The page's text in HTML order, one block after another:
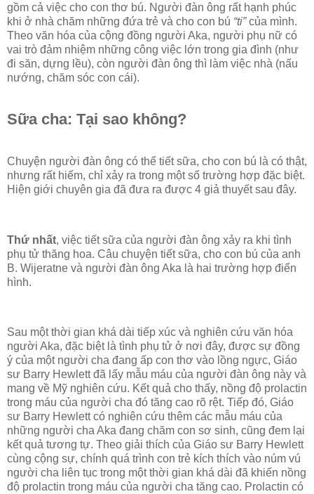
gồm cả việc cho con thơ bú. Người đàn ông rất hạnh phúc
khi ở nhà chăm những đứa trẻ và cho con bú “ti”của mình.
Theo văn hóa của cộng đồng người Aka, người phụ nữ có
vai trò đảm nhiệm những công việc lớn trong gia đình (như
đi săn, dựng lều), còn người đàn ông thì làm việc nhà (nấu
nướng, chăm sóc con cái).
Sữa cha: Tại sao không?
Chuyện người đàn ông có thể tiết sữa, cho con bú là có thật,
nhưng rất hiếm, chỉ xảy ra trong một số trường hợp đặc biệt.
Hiện giới chuyên gia đã đưa ra được 4 giả thuyết sau đây.
Thứ nhất, việc tiết sữa của người đàn ông xảy ra khi tình
phụ tử thăng hoa. Câu chuyện tiết sữa, cho con bú của anh
B. Wijeratne và người đàn ông Aka là hai trường hợp điển
hình.
Sau một thời gian khá dài tiếp xúc và nghiên cứu văn hóa
người Aka, đặc biệt là tình phụ tử ở nơi đây, được sự đồng
ý của một người cha đang ấp con thơ vào lồng ngực, Giáo
sư Barry Hewlett đã lấy mẫu máu của người đàn ông này và
mang về Mỹ nghiên cứu. Kết quả cho thấy, nồng độ prolactin
trong máu của người cha đó tăng cao rõ rệt. Tiếp đó, Giáo
sư Barry Hewlett có nghiên cứu thêm các mẫu máu của
những người cha Aka đang chăm con sơ sinh, cũng đem lại
kết quả tương tự. Theo giải thích của Giáo sư Barry Hewlett
cùng cộng sự, chính quá trình con trẻ kích thích vào núm vú
người cha liên tục trong một thời gian khá dài đã khiến nồng
độ prolactin trong máu của người cha tăng cao. Prolactin có